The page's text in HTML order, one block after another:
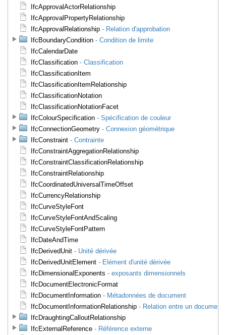
IfcApprovalActorRelationship
IfcApprovalPropertyRelationship
IfcApprovalRelationship - Relation d'approbation
IfcBoundaryCondition - Condition de limite
IfcCalendarDate
IfcClassification - Classification
IfcClassificationItem
IfcClassificationItemRelationship
IfcClassificationNotation
IfcClassificationNotationFacet
IfcColourSpecification - Spécification de couleur
IfcConnectionGeometry - Connexion géométrique
IfcConstraint - Contrainte
IfcConstraintAggregationRelationship
IfcConstraintClassificationRelationship
IfcConstraintRelationship
IfcCoordinatedUniversalTimeOffset
IfcCurrencyRelationship
IfcCurveStyleFont
IfcCurveStyleFontAndScaling
IfcCurveStyleFontPattern
IfcDateAndTime
IfcDerivedUnit - Unité dérivée
IfcDerivedUnitElement - Elément d'unité dérivée
IfcDimensionalExponents - exposants dimensionnels
IfcDocumentElectronicFormat
IfcDocumentInformation - Métadonnées de document
IfcDocumentInformationRelationship - Relation entre un
IfcDraughtingCalloutRelationship
IfcExternalReference - Référence externe